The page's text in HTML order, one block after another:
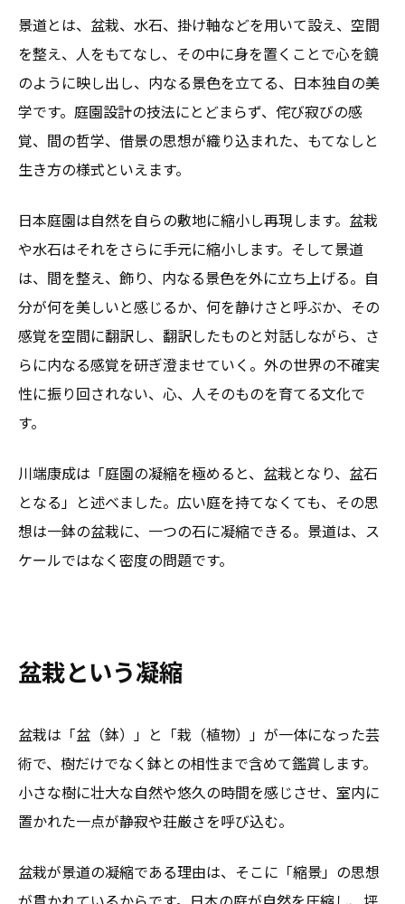
景道とは、盆栽、水石、掛け軸などを用いて設え、空間
を整え、人をもてなし、その中に身を置くことで心を鏡
のように映し出し、内なる景色を立てる、日本独自の美
学です。庭園設計の技法にとどまらず、侘び寂びの感
覚、間の哲学、借景の思想が織り込まれた、もてなしと
生き方の様式といえます。
日本庭園は自然を自らの敷地に縮小し再現します。盆栽
や水石はそれをさらに手元に縮小します。そして景道
は、間を整え、飾り、内なる景色を外に立ち上げる。自
分が何を美しいと感じるか、何を静けさと呼ぶか、その
感覚を空間に翻訳し、翻訳したものと対話しながら、さ
らに内なる感覚を研ぎ澄ませていく。外の世界の不確実
性に振り回されない、心、人そのものを育てる文化で
す。
川端康成は「庭園の凝縮を極めると、盆栽となり、盆石
となる」と述べました。広い庭を持てなくても、その思
想は一鉢の盆栽に、一つの石に凝縮できる。景道は、ス
ケールではなく密度の問題です。
盆栽という凝縮
盆栽は「盆（鉢）」と「栽（植物）」が一体になった芸
術で、樹だけでなく鉢との相性まで含めて鑑賞します。
小さな樹に壮大な自然や悠久の時間を感じさせ、室内に
置かれた一点が静寂や荘厳さを呼び込む。
盆栽が景道の凝縮である理由は、そこに「縮景」の思想